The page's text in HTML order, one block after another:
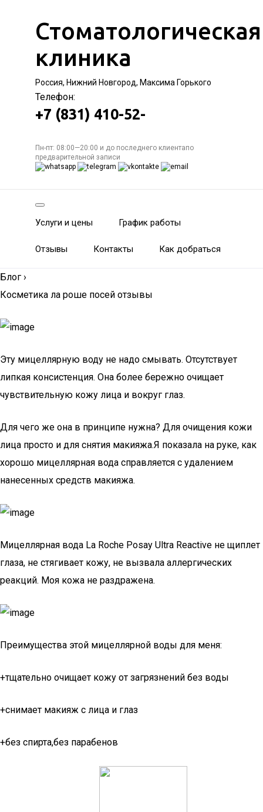
Стоматологическая
клиника
Россия, Нижний Новгород, Максима Горького
Телефон:
+7 (831) 410-52-
Пн-пт: 08:00—20:00 и до последнего клиентапо
предварительной записи
Услуги и цены График работы
Отзывы Контакты Как добраться
Блог ›
Косметика ла роше посей отзывы
Эту мицеллярную воду не надо смывать. Отсутствует
липкая консистенция. Она более бережно очищает
чувствительную кожу лица и вокруг глаз.
Для чего же она в принципе нужна? Для очищения кожи
лица просто и для снятия макияжа.Я показала на руке, как
хорошо мицеллярная вода справляется с удалением
нанесенных средств макияжа.
Мицеллярная вода La Roche Posay Ultra Reactive не щиплет
глаза, не стягивает кожу, не вызвала аллергических
реакций. Моя кожа не раздражена.
Преимущества этой мицеллярной воды для меня:
+тщательно очищает кожу от загрязнений без воды
+снимает макияж с лица и глаз
+без спирта,без парабенов